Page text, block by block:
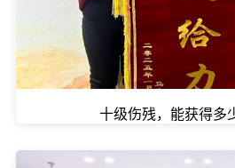
十级伤残，能获得多